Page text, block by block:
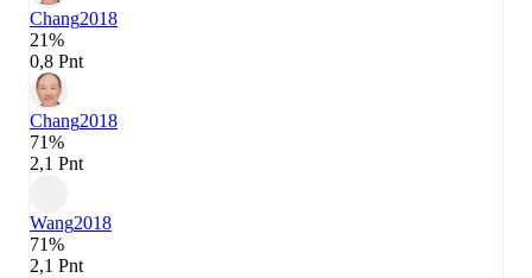
Chang2018
21%
0,8 Pnt
Chang2018
71%
2,1 Pnt
Wang2018
71%
2,1 Pnt